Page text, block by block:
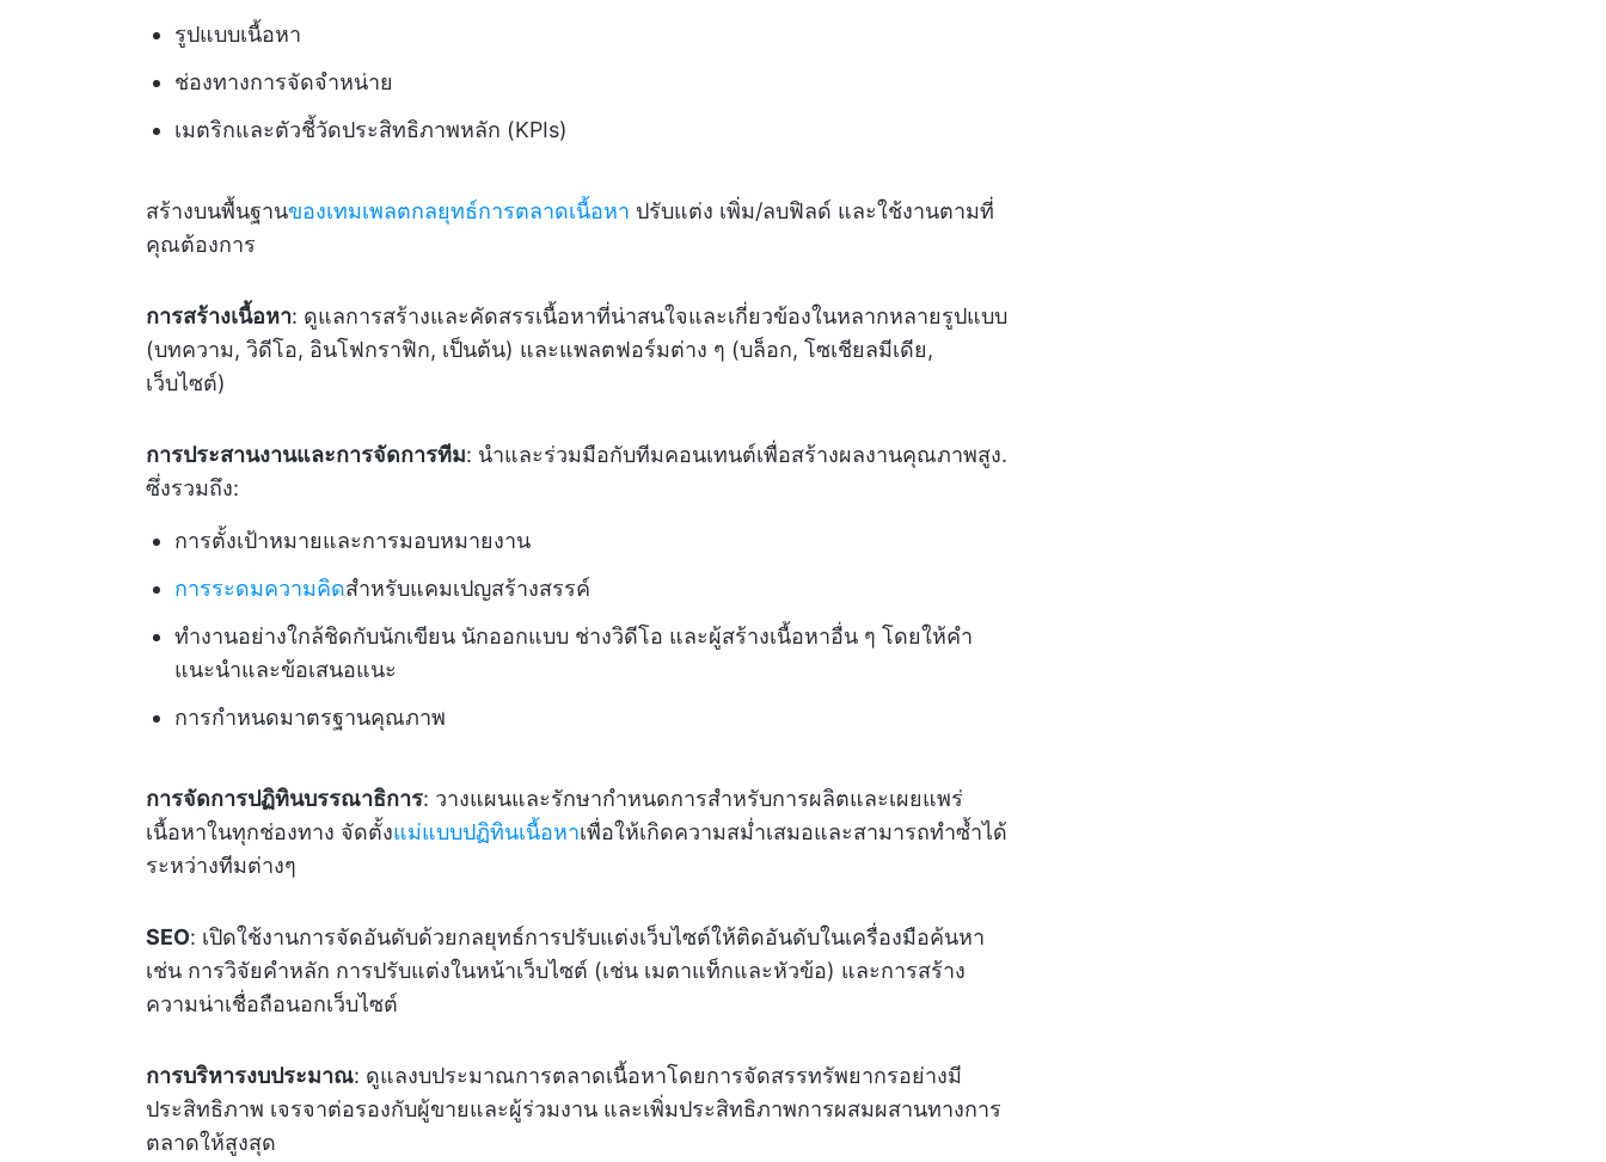
รูปแบบเนื้อหา
ช่องทางการจัดจำหน่าย
เมตริกและตัวชี้วัดประสิทธิภาพหลัก (KPIs)
สร้างบนพื้นฐานของเทมเพลตกลยุทธ์การตลาดเนื้อหา ปรับแต่ง เพิ่ม/ลบฟิลด์ และใช้งานตามที่
คุณต้องการ
การสร้างเนื้อหา: ดูแลการสร้างและคัดสรรเนื้อหาที่น่าสนใจและเกี่ยวข้องในหลากหลายรูปแบบ
(บทความ, วิดีโอ, อินโฟกราฟิก, เป็นต้น) และแพลตฟอร์มต่าง ๆ (บล็อก, โซเชียลมีเดีย,
เว็บไซต์)
การประสานงานและการจัดการทีม: นำและร่วมมือกับทีมคอนเทนต์เพื่อสร้างผลงานคุณภาพสูง.
ซึ่งรวมถึง:
การตั้งเป้าหมายและการมอบหมายงาน
การระดมความคิดสำหรับแคมเปญสร้างสรรค์
ทำงานอย่างใกล้ชิดกับนักเขียน นักออกแบบ ช่างวิดีโอ และผู้สร้างเนื้อหาอื่น ๆ โดยให้คำ
แนะนำและข้อเสนอแนะ
การกำหนดมาตรฐานคุณภาพ
การจัดการปฏิทินบรรณาธิการ: วางแผนและรักษากำหนดการสำหรับการผลิตและเผยแพร่
เนื้อหาในทุกช่องทาง จัดตั้งแม่แบบปฏิทินเนื้อหาเพื่อให้เกิดความสม่ำเสมอและสามารถทำซ้ำได้
ระหว่างทีมต่างๆ
SEO: เปิดใช้งานการจัดอันดับด้วยกลยุทธ์การปรับแต่งเว็บไซต์ให้ติดอันดับในเครื่องมือค้นหา
เช่น การวิจัยคำหลัก การปรับแต่งในหน้าเว็บไซต์ (เช่น เมตาแท็กและหัวข้อ) และการสร้าง
ความน่าเชื่อถือนอกเว็บไซต์
การบริหารงบประมาณ: ดูแลงบประมาณการตลาดเนื้อหาโดยการจัดสรรทรัพยากรอย่างมี
ประสิทธิภาพ เจรจาต่อรองกับผู้ขายและผู้ร่วมงาน และเพิ่มประสิทธิภาพการผสมผสานทางการ
ตลาดให้สูงสุด